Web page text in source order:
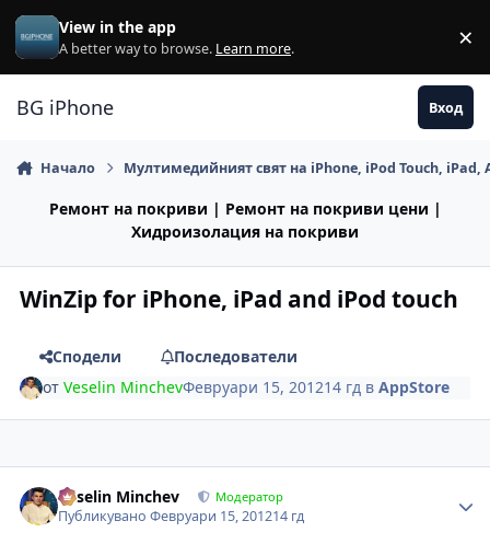
Премини към съдържанието
View in the app
A better way to browse. Learn more. ×
BG iPhone Вход
Начало Мултимедийният свят на iPhone, iPod Touch, iPad,
Ремонт на покриви | Ремонт на покриви цени |
Хидроизолация на покриви
WinZip for iPhone, iPad аnd iPod touch
Сподели
Последователи
отVeselin MinchevФевруари 15, 201214 гд вAppStore
Veselin Minchev Модератор
ПубликуваноФевруари 15, 201214 гд